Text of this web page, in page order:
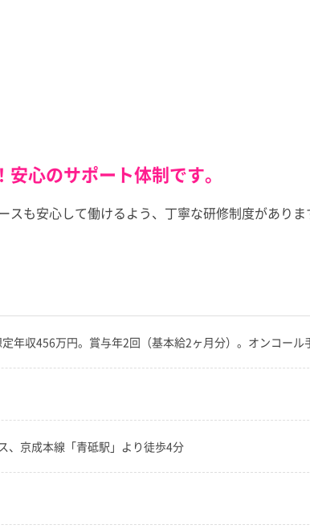
心のサポート体制です。
も安心して働けるよう、丁寧な研修制度があり
年収456万円。賞与年2回（基本給2ヶ月分）。オンコール
、京成本線「青砥駅」より徒歩4分